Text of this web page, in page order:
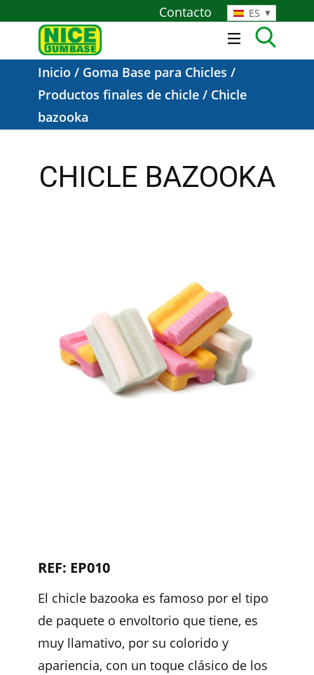
Contacto ES
Inicio / Goma Base para Chicles /
Productos finales de chicle / Chicle
bazooka
CHICLE BAZOOKA
REF: EP010
El chicle bazooka es famoso por el tipo
de paquete o envoltorio que tiene, es
muy llamativo, por su colorido y
apariencia, con un toque clásico de los